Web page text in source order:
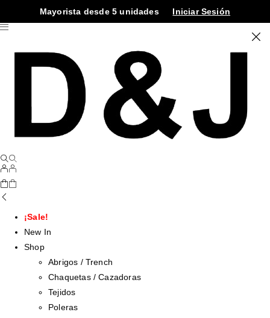
Mayorista desde 5 unidades Iniciar Sesión
¡Sale!
New In
Shop
Abrigos / Trench
Chaquetas / Cazadoras
Tejidos
Poleras